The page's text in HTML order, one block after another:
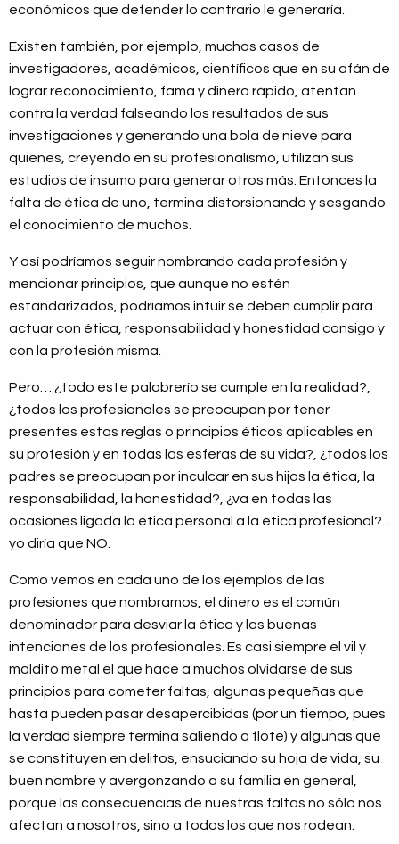
económicos que defender lo contrario le generaría.
Existen también, por ejemplo, muchos casos de
investigadores, académicos, científicos que en su afán de
lograr reconocimiento, fama y dinero rápido, atentan
contra la verdad falseando los resultados de sus
investigaciones y generando una bola de nieve para
quienes, creyendo en su profesionalismo, utilizan sus
estudios de insumo para generar otros más. Entonces la
falta de ética de uno, termina distorsionando y sesgando
el conocimiento de muchos.
Y así podríamos seguir nombrando cada profesión y
mencionar principios, que aunque no estén
estandarizados, podríamos intuir se deben cumplir para
actuar con ética, responsabilidad y honestidad consigo y
con la profesión misma.
Pero… ¿todo este palabrerío se cumple en la realidad?,
¿todos los profesionales se preocupan por tener
presentes estas reglas o principios éticos aplicables en
su profesión y en todas las esferas de su vida?, ¿todos los
padres se preocupan por inculcar en sus hijos la ética, la
responsabilidad, la honestidad?, ¿va en todas las
ocasiones ligada la ética personal a la ética profesional?...
yo diría que NO.
Como vemos en cada uno de los ejemplos de las
profesiones que nombramos, el dinero es el común
denominador para desviar la ética y las buenas
intenciones de los profesionales. Es casi siempre el vil y
maldito metal el que hace a muchos olvidarse de sus
principios para cometer faltas, algunas pequeñas que
hasta pueden pasar desapercibidas (por un tiempo, pues
la verdad siempre termina saliendo a flote) y algunas que
se constituyen en delitos, ensuciando su hoja de vida, su
buen nombre y avergonzando a su familia en general,
porque las consecuencias de nuestras faltas no sólo nos
afectan a nosotros, sino a todos los que nos rodean.